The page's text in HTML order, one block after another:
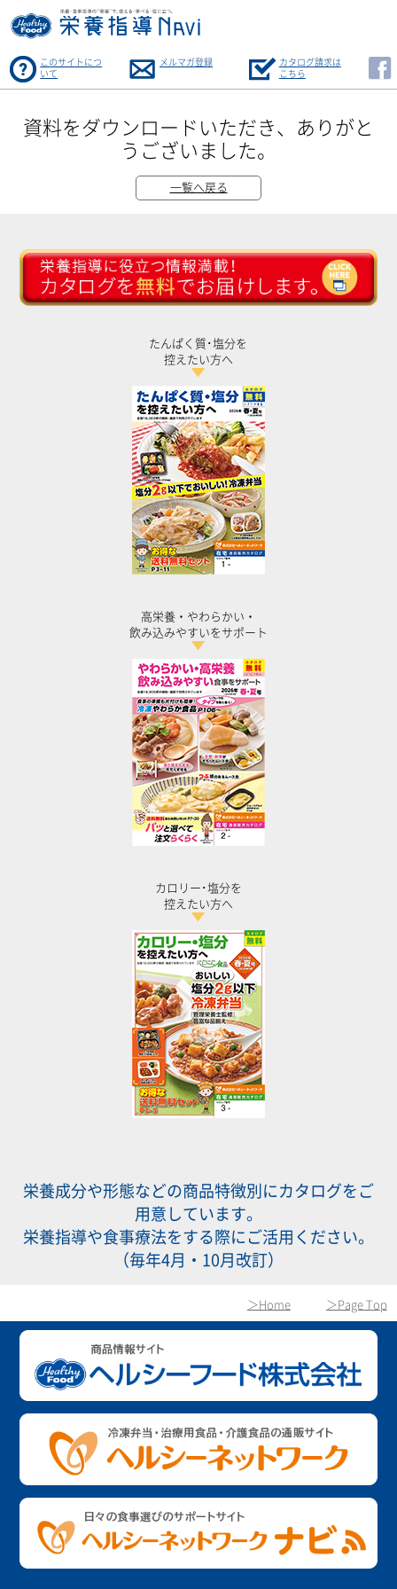
このサイトにつ
いて
メルマガ登録
カタログ請求は
こちら
資料をダウンロードいただき、ありがと
うございました。
一覧へ戻る
たんぱく質･塩分を
控えたい方へ
高栄養・やわらかい・
飲み込みやすいをサポート
カロリー･塩分を
控えたい方へ
栄養成分や形態などの商品特徴別にカタログをご
用意しています。
栄養指導や食事療法をする際にご活用ください。
（毎年4月・10月改訂）
＞Page Top
＞Home